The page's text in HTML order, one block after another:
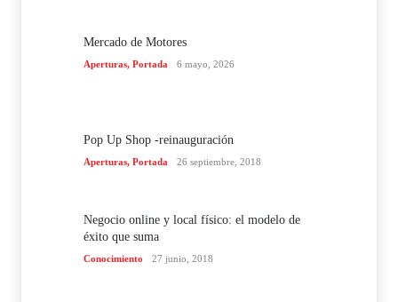
Mercado de Motores
Aperturas, Portada 6 mayo, 2026
Pop Up Shop -reinauguración
Aperturas, Portada 26 septiembre, 2018
Negocio online y local físico: el modelo de
éxito que suma
Conocimiento 27 junio, 2018